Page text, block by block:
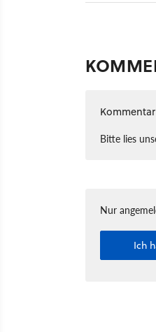
Bitte lies
Nur
Ich